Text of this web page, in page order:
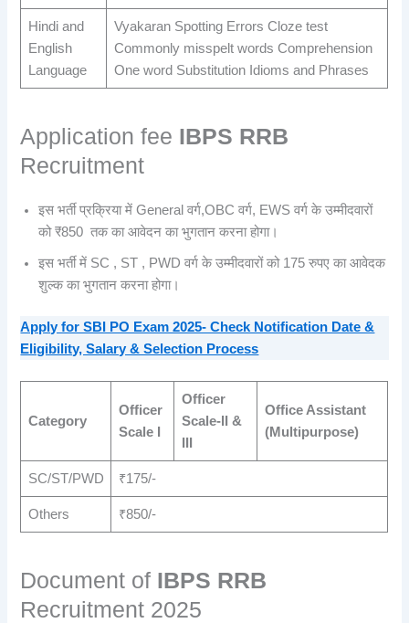
Hindi and
English
Language
Vyakaran Spotting Errors Cloze test
Commonly misspelt words Comprehension
One word Substitution Idioms and Phrases
Application fee IBPS RRB
Recruitment
इस भर्ती प्रक्रिया में General वर्ग,OBC वर्ग, EWS वर्ग के उम्मीदवारों
को ₹850 तक का आवेदन का भुगतान करना होगा।
इस भर्ती में SC , ST , PWD वर्ग के उम्मीदवारों को 175 रुपए का आवेदक
शुल्क का भुगतान करना होगा।
Apply for SBI PO Exam 2025- Check Notification Date &
Eligibility, Salary & Selection Process
Category
Officer
Scale I
Officer
Scale-II &
Office Assistant
(Multipurpose)
SC/ST/PWD ₹175/-
Others ₹850/-
Document of IBPS RRB
Recruitment 2025